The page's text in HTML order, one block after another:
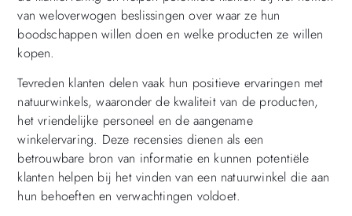
van weloverwogen beslissingen over waar ze hun
boodschappen willen doen en welke producten ze willen
kopen.
Tevreden klanten delen vaak hun positieve ervaringen met
natuurwinkels, waaronder de kwaliteit van de producten,
het vriendelijke personeel en de aangename
winkelervaring. Deze recensies dienen als een
betrouwbare bron van informatie en kunnen potentiële
klanten helpen bij het vinden van een natuurwinkel die aan
hun behoeften en verwachtingen voldoet.